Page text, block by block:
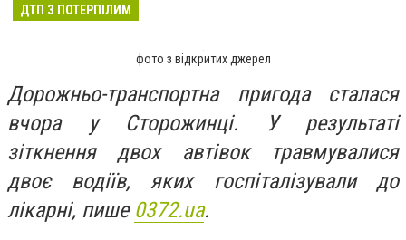
ДТП З ПОТЕРПІЛИМ
фото з відкритих джерел
Дорожньо-транспортна пригода сталася
вчора у Сторожинці. У результаті
зіткнення двох автівок травмувалися
двоє водіїв, яких госпіталізували до
лікарні, пише 0372.ua.